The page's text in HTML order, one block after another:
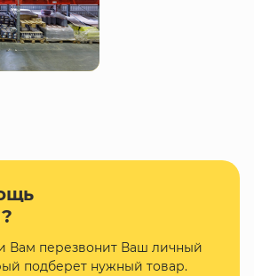
и Вам перезвонит Ваш личный
подберет нужный товар.